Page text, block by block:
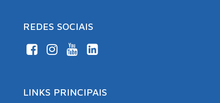
REDES SOCIAIS
LINKS PRINCIPAIS